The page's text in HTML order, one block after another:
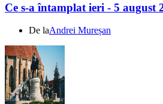
Ce s-a întamplat ieri - 5 august
De laAndrei Mureșan